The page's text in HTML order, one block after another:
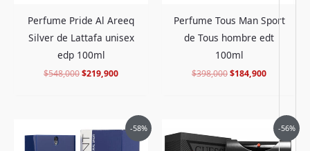
Perfume Pride Al Areeq
Silver de Lattafa unisex
edp 100ml
$548,000$219,900
Perfume Tous Man Sport
de Tous hombre edt
100ml
$398,000$184,900
-58%
precio
original
precio
actual
-56%
original
precio
actual